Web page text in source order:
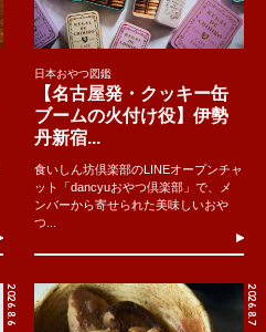
日本おやつ図鑑
【名古屋発・クッキー缶
ブームの火付け役】伊勢
丹新宿...
食いしん坊倶楽部のLINEオープンチャ
ット「dancyuおやつ倶楽部」で、メ
ンバーから寄せられた美味しいおや
つ...
2026.8.6 2026.8.7